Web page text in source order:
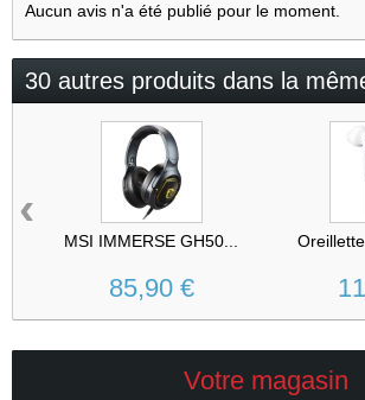
Aucun avis n'a été publié pour le moment.
30 autres produits dans la
MSI IMMERSE GH50...
85,90 €
‹
Votre magasin